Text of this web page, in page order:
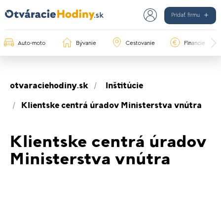
Pridať firmu
Auto-moto Bývanie Cestovanie Financie
otvaraciehodiny.sk Inštitúcie
Klientske centrá úradov Ministerstva vnútra
Klientske centrá úradov
Ministerstva vnútra